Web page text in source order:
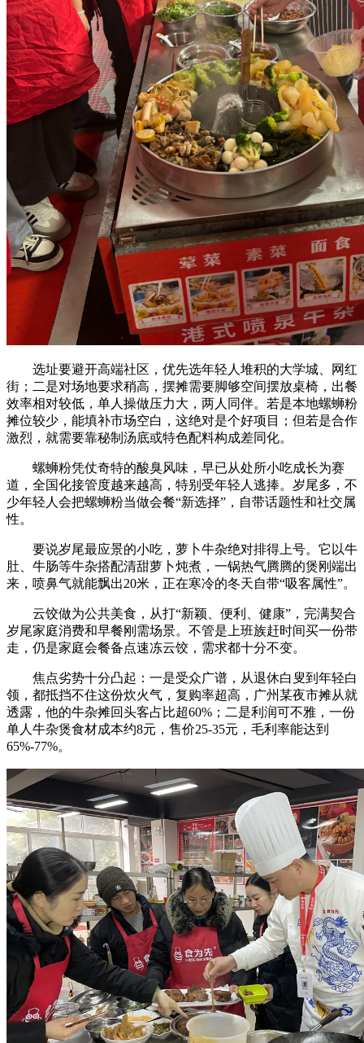
选址要避开高端社区，优先选年轻人堆积的大学城、网红
街；二是对场地要求稍高，摆摊需要脚够空间摆放桌椅，出餐
效率相对较低，单人操做压力大，两人同伴。若是本地螺蛳粉
摊位较少，能填补市场空白，这绝对是个好项目；但若是合作
激烈，就需要靠秘制汤底或特色配料构成差同化。
螺蛳粉凭仗奇特的酸臭风味，早已从处所小吃成长为赛
道，全国化接管度越来越高，特别受年轻人逃捧。岁尾多，不
少年轻人会把螺蛳粉当做会餐“新选择”，自带话题性和社交属
性。
要说岁尾最应景的小吃，萝卜牛杂绝对排得上号。它以牛
肚、牛肠等牛杂搭配清甜萝卜炖煮，一锅热气腾腾的煲刚端出
来，喷鼻气就能飘出20米，正在寒冷的冬天自带“吸客属性”。
云饺做为公共美食，从打“新颖、便利、健康”，完满契合
岁尾家庭消费和早餐刚需场景。不管是上班族赶时间买一份带
走，仍是家庭会餐备点速冻云饺，需求都十分不变。
焦点劣势十分凸起：一是受众广谱，从退休白叟到年轻白
领，都抵挡不住这份炊火气，复购率超高，广州某夜市摊从就
透露，他的牛杂摊回头客占比超60%；二是利润可不雅，一份
单人牛杂煲食材成本约8元，售价25-35元，毛利率能达到
65%-77%。